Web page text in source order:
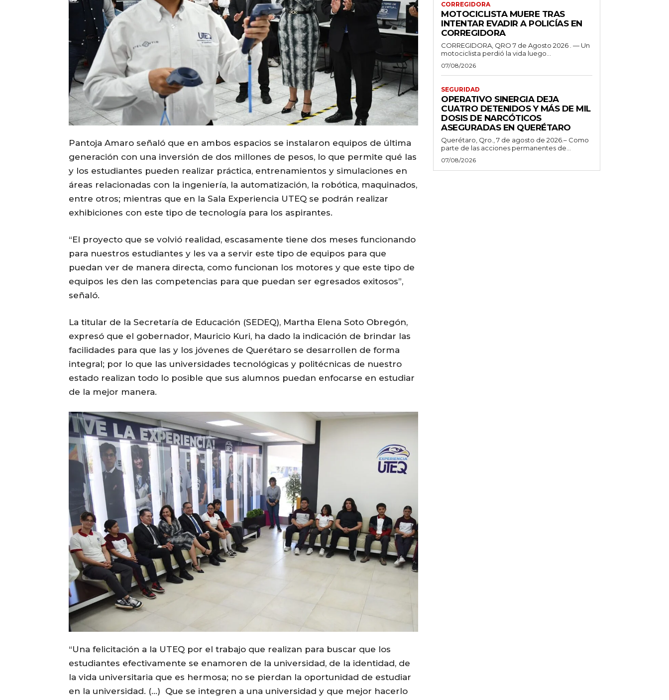
Pantoja Amaro señaló que en ambos espacios se instalaron equipos de última
generación con una inversión de dos millones de pesos, lo que permite qué las
y los estudiantes pueden realizar práctica, entrenamientos y simulaciones en
áreas relacionadas con la ingeniería, la automatización, la robótica, maquinados,
entre otros; mientras que en la Sala Experiencia UTEQ se podrán realizar
exhibiciones con este tipo de tecnología para los aspirantes.
“El proyecto que se volvió realidad, escasamente tiene dos meses funcionando
para nuestros estudiantes y les va a servir este tipo de equipos para que
puedan ver de manera directa, como funcionan los motores y que este tipo de
equipos les den las competencias para que puedan ser egresados exitosos”,
señaló.
La titular de la Secretaría de Educación (SEDEQ), Martha Elena Soto Obregón,
expresó que el gobernador, Mauricio Kuri, ha dado la indicación de brindar las
facilidades para que las y los jóvenes de Querétaro se desarrollen de forma
integral; por lo que las universidades tecnológicas y politécnicas de nuestro
estado realizan todo lo posible que sus alumnos puedan enfocarse en estudiar
de la mejor manera.
“Una felicitación a la UTEQ por el trabajo que realizan para buscar que los
estudiantes efectivamente se enamoren de la universidad, de la identidad, de
la vida universitaria que es hermosa; no se pierdan la oportunidad de estudiar
en la universidad. (…) Que se integren a una universidad y que mejor hacerlo
CORREGIDORA
MOTOCICLISTA MUERE TRAS
INTENTAR EVADIR A POLICÍAS EN
CORREGIDORA
CORREGIDORA, QRO 7 de Agosto 2026 . — Un
motociclista perdió la vida luego...
07/08/2026
SEGURIDAD
OPERATIVO SINERGIA DEJA
CUATRO DETENIDOS Y MÁS DE MIL
DOSIS DE NARCÓTICOS
ASEGURADAS EN QUERÉTARO
Querétaro, Qro., 7 de agosto de 2026.– Como
parte de las acciones permanentes de...
07/08/2026